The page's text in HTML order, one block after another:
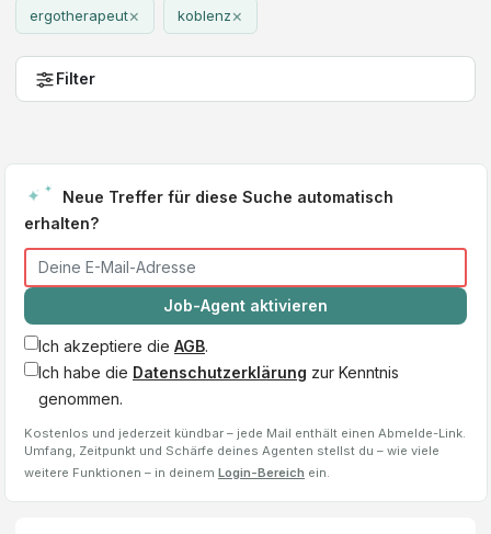
ergotherapeut× koblenz×
Filter
Neue Treffer für diese Suche automatisch
erhalten?
Job-Agent aktivieren
Ich akzeptiere die AGB.
Ich habe die Datenschutzerklärung zur Kenntnis
genommen.
Kostenlos und jederzeit kündbar – jede Mail enthält einen Abmelde-Link.
Umfang, Zeitpunkt und Schärfe deines Agenten stellst du – wie viele
weitere Funktionen – in deinem Login-Bereich ein.